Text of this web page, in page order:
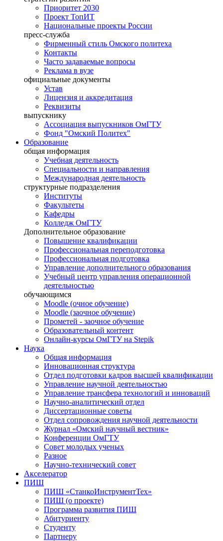
Приоритет 2030
Проект ТопИТ
Национальные проекты России
пресс-служба
Фирменный стиль Омского политеха
Контакты
Часто задаваемые вопросы
Реклама в вузе
официальные документы
Устав
Лицензия и аккредитация
Реквизиты
выпускнику
Ассоциация выпускников ОмГТУ
Фонд "Омский Политех"
Образование
общая информация
Учебная деятельность
Специальности и направления
Международная деятельность
структурные подразделения
Институты
Факультеты
Кафедры
Колледж ОмГТУ
Дополнительное образование
Повышение квалификации
Профессиональная переподготовка
Профессиональная подготовка
Управление дополнительного образования
Учебный центр управления операционной
деятельностью
обучающимся
Moodle (очное обучение)
Moodle (заочное обучение)
Прометей - заочное обучение
Образовательный контент
Онлайн-курсы ОмГТУ на Stepik
Наука
Общая информация
Инновационная структура
Отдел подготовки кадров высшей квалификации
Управление научной деятельностью
Управление трансфера технологий и инноваций
Научно-аналитический отдел
Диссертационные советы
Отдел сопровождения научной деятельности
Журнал «Омский научный вестник»
Конференции ОмГТУ
Совет молодых ученых
Разное
Научно-технический совет
Акселератор
ПИШ
ПИШ «СтанкоИнструментТех»
ПИШ (о проекте)
Программа развития ПИШ
Абитуриенту
Студенту
Партнеру